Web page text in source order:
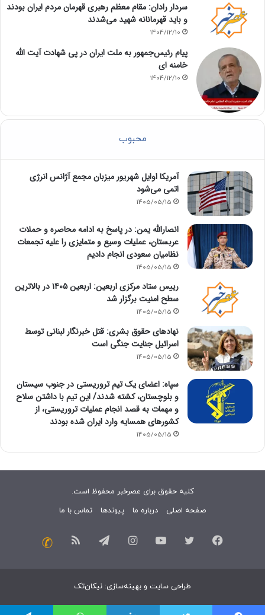
سردار رادان: مقام معظم رهبری قهرمان مردم ایران بودند
و باید قهرمانانه شهید می‌شدند
1404/12/10
پیام رئیس‌جمهور به ملت ایران در پی شهادت آیت الله
خامنه ای
1404/12/10
محبوب
آمریکا اوایل شهریور میزبان مجمع آژانس انرژی
اتمی می‌شود
1405/05/15
انصارالله یمن: در پاسخ به ادامه محاصره و حملات
عربستان، عملیات وسیع و متمایزی را علیه تجمعات
نظامیان سعودی انجام دادیم
1405/05/15
رییس ستاد مرکزی اربعین: اربعین ۱۴۰۵ در بالاترین
سطح امنیت برگزار شد
1405/05/15
نهادهای حقوق بشری: قتل خبرنگار لبنانی توسط
اسرائیل جنایت جنگی است
1405/05/15
سپاه: اعضای یک تیم تروریستی در جنوب سیستان
و بلوچستان، کشته شدند/ این تیم با داشتن سلاح
و مهمات به قصد انجام عملیات تروریستی، از
کشورهای همسایه وارد ایران شده بودند
1405/05/15
کلیه حقوق برای عصرخبر محفوظ است.
صفحه اصلی
درباره ما پیوندها تماس با ما
فیسبوک توییتر یوتیوب اینستاگرامتلگرام خوراک
طراحی سایت و بهینه‌سازی: نیکان‌تک